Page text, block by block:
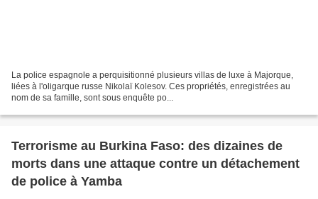
La police espagnole a perquisitionné plusieurs villas de luxe à Majorque,
liées à l'oligarque russe Nikolaï Kolesov. Ces propriétés, enregistrées au
nom de sa famille, sont sous enquête po...
Terrorisme au Burkina Faso: des dizaines de
morts dans une attaque contre un détachement
de police à Yamba